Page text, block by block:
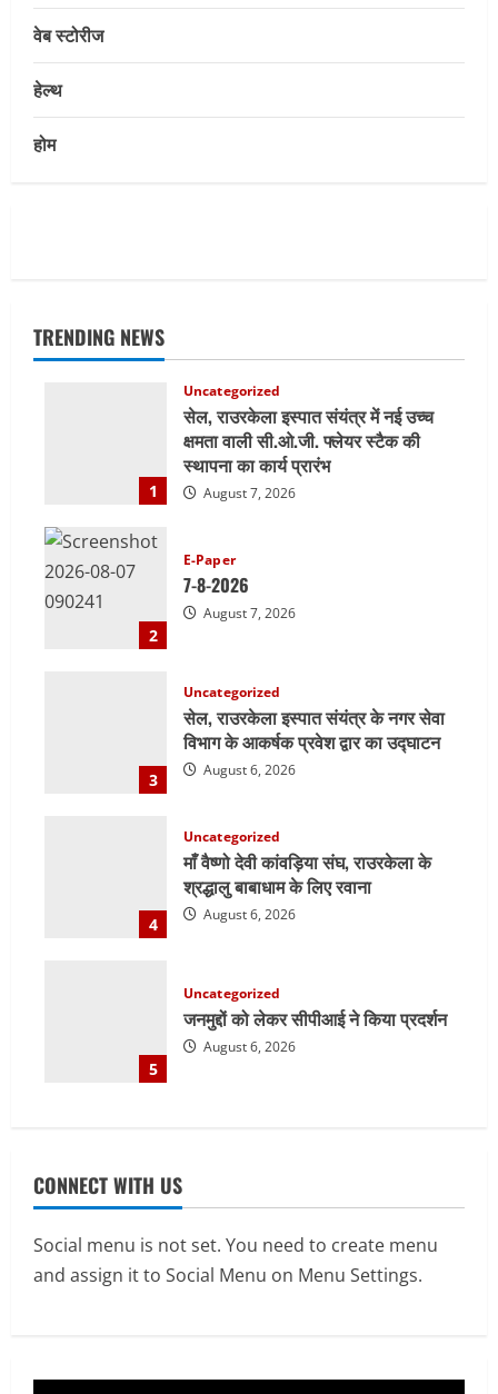
वेब स्टोरीज
हेल्थ
होम
TRENDING NEWS
1
Uncategorized
सेल, राउरकेला इस्पात संयंत्र में नई उच्च
क्षमता वाली सी.ओ.जी. फ्लेयर स्टैक की
स्थापना का कार्य प्रारंभ
August 7, 2026
2
E-Paper
7-8-2026
August 7, 2026
3
Uncategorized
सेल, राउरकेला इस्पात संयंत्र के नगर सेवा
विभाग के आकर्षक प्रवेश द्वार का उद्घाटन
August 6, 2026
4
Uncategorized
माँ वैष्णो देवी कांवड़िया संघ, राउरकेला के
श्रद्धालु बाबाधाम के लिए रवाना
August 6, 2026
5
Uncategorized
जनमुद्दों को लेकर सीपीआई ने किया प्रदर्शन
August 6, 2026
CONNECT WITH US
Social menu is not set. You need to create menu
and assign it to Social Menu on Menu Settings.